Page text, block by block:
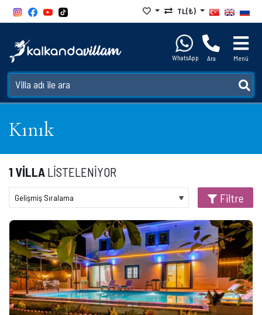
TL(₺)
WhatsApp Ara Menü
Kınık
1 VİLLA LİSTELENİYOR
Filtre